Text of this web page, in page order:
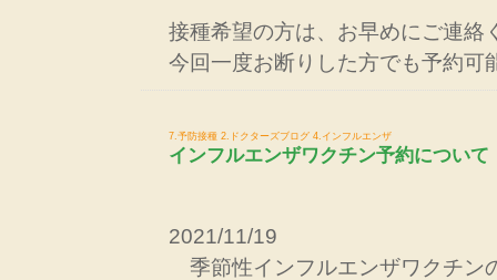
接種希望の方は、お早めにご連絡
今回一度お断りした方でも予約可
7.予防接種 2.ドクターズブログ 4.インフルエンザ
インフルエンザワクチン予約について
2021/11/19
季節性インフルエンザワクチン